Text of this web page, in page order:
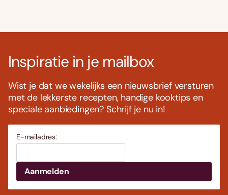
Inspiratie in je mailbox
Wist je dat we wekelijks een nieuwsbrief versturen
met de lekkerste recepten, handige kooktips en
speciale aanbiedingen? Schrijf je nu in!
E-mailadres: